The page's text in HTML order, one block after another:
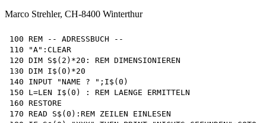
Marco Strehler, CH-8400 Winterthur
100 REM -- ADRESSBUCH --
110 "A":CLEAR
120 DIM S$(2)*20: REM DIMENSIONIEREN
130 DIM I$(0)*20
140 INPUT "NAME ? ";I$(0)
150 L=LEN I$(0) : REM LAENGE ERMITTELN
160 RESTORE
170 READ S$(0):REM ZEILEN EINLESEN